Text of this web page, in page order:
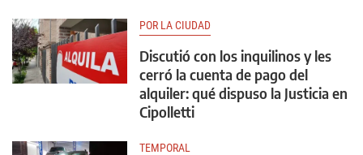
POR LA CIUDAD
Discutió con los inquilinos y les
cerró la cuenta de pago del
alquiler: qué dispuso la Justicia en
Cipolletti
TEMPORAL